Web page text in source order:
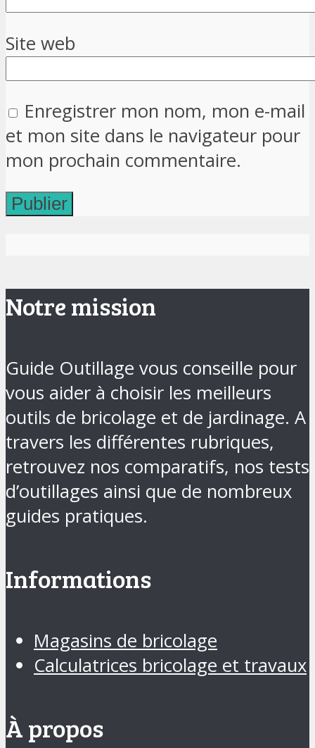
Site web
Enregistrer mon nom, mon e-mail
et mon site dans le navigateur pour
mon prochain commentaire.
Notre mission
Guide Outillage vous conseille pour
vous aider à choisir les meilleurs
outils de bricolage et de jardinage. A
travers les différentes rubriques,
retrouvez nos comparatifs, nos tests
d’outillages ainsi que de nombreux
guides pratiques.
Informations
Magasins de bricolage
Calculatrices bricolage et travaux
À propos